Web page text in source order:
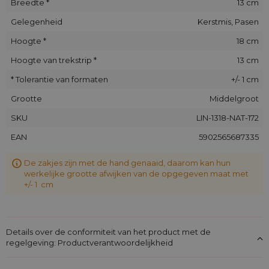
Breedte *
13 cm
Gelegenheid
Kerstmis, Pasen
Hoogte *
18 cm
Hoogte van trekstrip *
13 cm
* Tolerantie van formaten
+/- 1 cm
Grootte
Middelgroot
SKU
LIN-1318-NAT-172
EAN
5902565687335
De zakjes zijn met de hand genaaid, daarom kan hun
werkelijke grootte afwijken van de opgegeven maat met
+/- 1 cm
Details over de conformiteit van het product met de
regelgeving: Productverantwoordelijkheid